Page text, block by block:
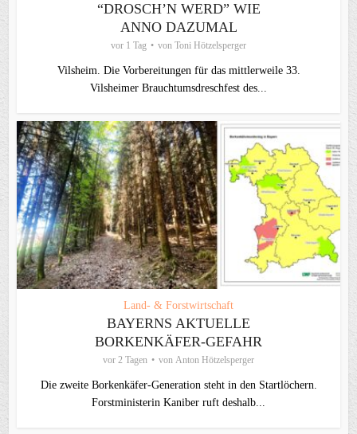
“DROSCH’N WERD” WIE
ANNO DAZUMAL
vor 1 Tag von Toni Hötzelsperger
Vilsheim. Die Vorbereitungen für das mittlerweile 33.
Vilsheimer Brauchtumsdreschfest des...
Land- & Forstwirtschaft
BAYERNS AKTUELLE
BORKENKÄFER-GEFAHR
vor 2 Tagen von Anton Hötzelsperger
Die zweite Borkenkäfer-Generation steht in den Startlöchern.
Forstministerin Kaniber ruft deshalb...